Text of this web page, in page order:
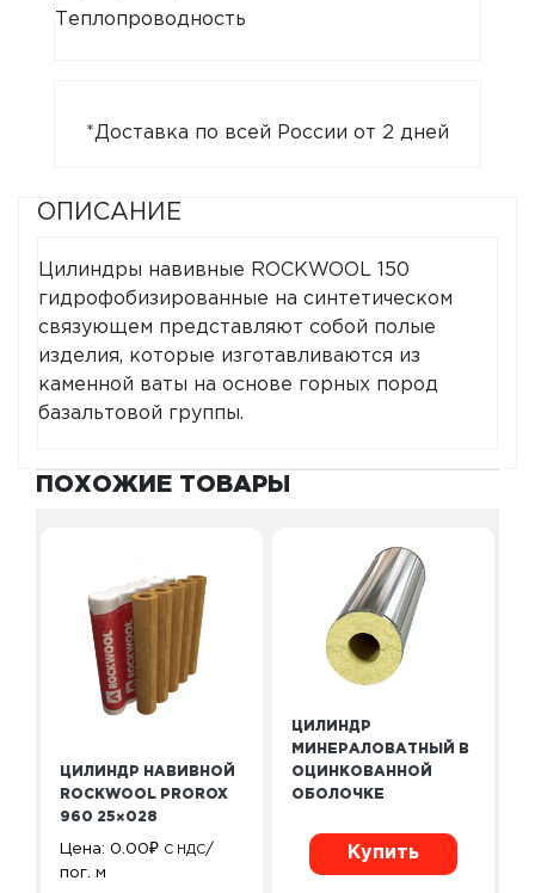
Теплопроводность
*Доставка по всей России от 2 дней
ОПИСАНИЕ
Цилиндры навивные ROCKWOOL 150
гидрофобизированные на синтетическом
связующем представляют собой полые
изделия, которые изготавливаются из
каменной ваты на основе горных пород
базальтовой группы.
ПОХОЖИЕ ТОВАРЫ
ЦИЛИНДР НАВИВНОЙ
ROCKWOOL PROROX
960 25×028
Цена: 0.00₽ С НДС/
пог. м
ЦИЛИНДР
МИНЕРАЛОВАТНЫЙ В
ОЦИНКОВАННОЙ
ОБОЛОЧКЕ
Купить